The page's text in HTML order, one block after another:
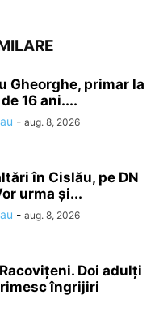
Gheorghe, primar la
16 ani....
- aug. 8, 2026
în Cislău, pe DN
urma și...
- aug. 8, 2026
Doi adulți
îngrijiri